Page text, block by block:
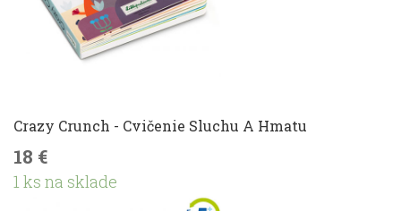
Crazy Crunch - Cvičenie Sluchu A Hmatu
18 €
1 ks na sklade